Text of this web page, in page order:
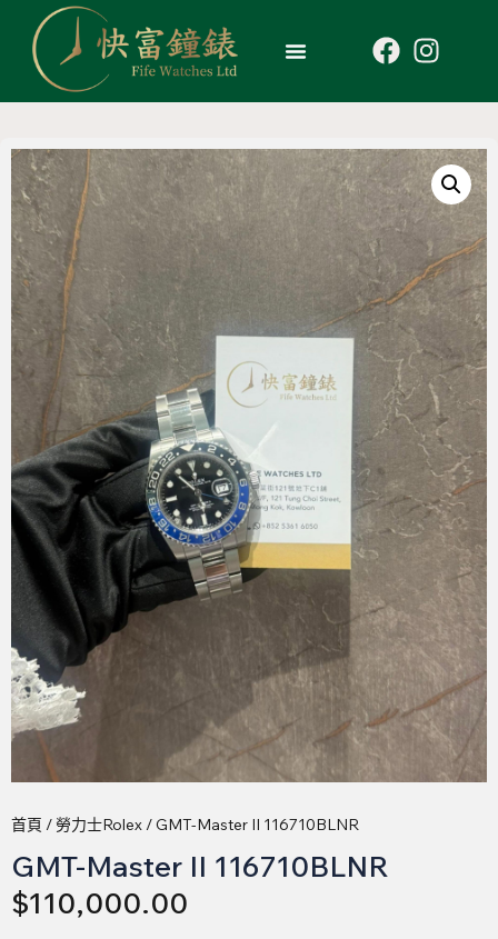
首頁 /勞力士Rolex / GMT-Master II 116710BLNR
GMT-Master II 116710BLNR
$110,000.00